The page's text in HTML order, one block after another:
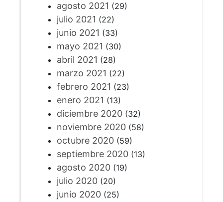
agosto 2021 (29)
julio 2021 (22)
junio 2021 (33)
mayo 2021 (30)
abril 2021 (28)
marzo 2021 (22)
febrero 2021 (23)
enero 2021 (13)
diciembre 2020(32)
noviembre 2020(58)
octubre 2020(59)
septiembre 2020(13)
agosto 2020(19)
julio 2020(20)
junio 2020(25)